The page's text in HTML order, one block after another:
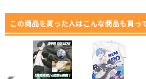
この商品を買った人はこんな商品も買っ